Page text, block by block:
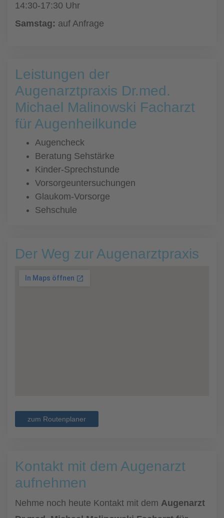
14:30-17:30 Uhr
Samstag: auf Anfrage
Leistungen der
Augenarztpraxis Dr.med.
Michael Malinowski Facharzt
für Augenheilkunde
Augencheck
Beratung Sehstärke
Kinder-Sprechstunde
Vorsorgeuntersuchungen
Glaukom-Vorsorge
Sehschule
Der Weg zur Augenarztpraxis
zum Routenplaner
Kontakt mit dem Augenarzt
aufnehmen
Nehme noch heute Kontakt mit dem Augenarzt